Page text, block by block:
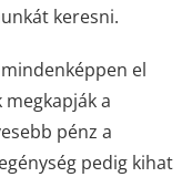
keresni.
el
a
pénz a
pedig kihat